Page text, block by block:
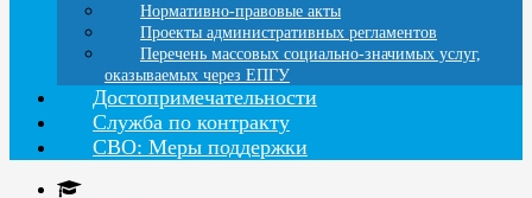
Нормативно-правовые акты
Проекты административных регламентов
Перечень массовых социально-значимых услуг,
оказываемых через ЕПГУ
Достопримечательности
Служба по контракту
СВО: Меры поддержки